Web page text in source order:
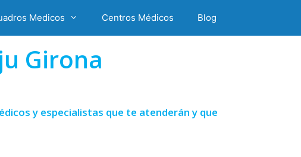
Medicos Centros Médicos Blog
Girona
y especialistas que te atenderán y que